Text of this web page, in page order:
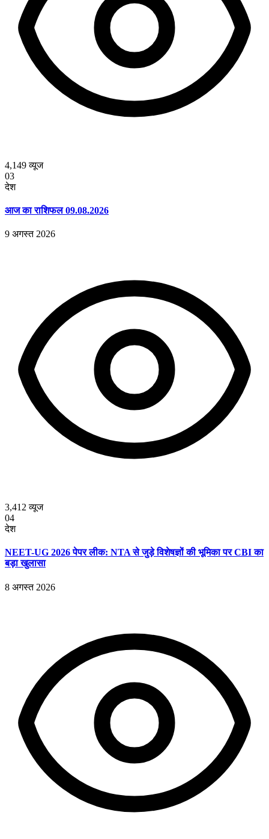
4,149व्यूज
03
देश
आज का राशिफल 09.08.2026
9 अगस्त 2026
3,412 व्यूज
04
देश
NEET-UG 2026 पेपर लीक: NTA से जुड़े विशेषज्ञों की भूमिका पर CBI का
बड़ा खुलासा
8 अगस्त 2026